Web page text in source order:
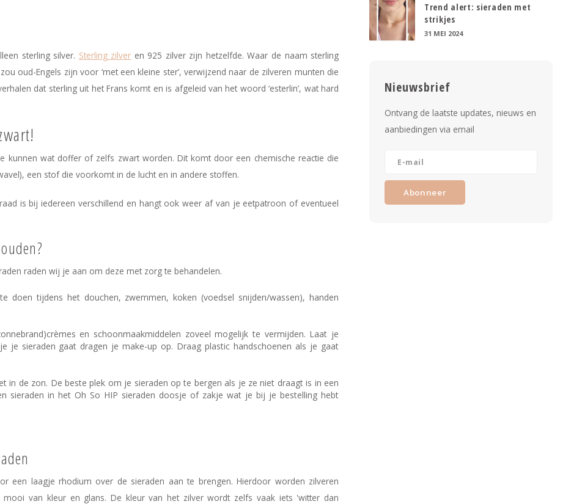
sterling silver. Sterling zilver en 925 zilver zijn hetzelfde. Waar de naam sterling
oud-Engels zijn voor ‘met een kleine ster’, verwijzend naar de zilveren munten die
dat sterling uit het Frans komt en is afgeleid van het woord ‘esterlin’, wat hard
kunnen wat doffer of zelfs zwart worden. Dit komt door een chemische reactie die
een stof die voorkomt in de lucht en in andere stoffen.
is bij iedereen verschillend en hangt ook weer af van je eetpatroon of eventueel
raden wij je aan om deze met zorg te behandelen.
tijdens het douchen, zwemmen, koken (voedsel snijden/wassen), handen
en schoonmaakmiddelen zoveel mogelijk te vermijden. Laat je
je sieraden gaat dragen je make-up op. Draag plastic handschoenen als je gaat
in de zon. De beste plek om je sieraden op te bergen als je ze niet draagt is in een
sieraden in het Oh So HIP sieraden doosje of zakje wat je bij je bestelling hebt
een laagje rhodium over de sieraden aan te brengen. Hierdoor worden zilveren
van kleur en glans. De kleur van het zilver wordt zelfs vaak iets 'witter dan
Trend alert: sieraden met
strikjes
31 MEI 2024
Nieuwsbrief
Ontvang de laatste updates, nieuws en
aanbiedingen via email
Abonneer